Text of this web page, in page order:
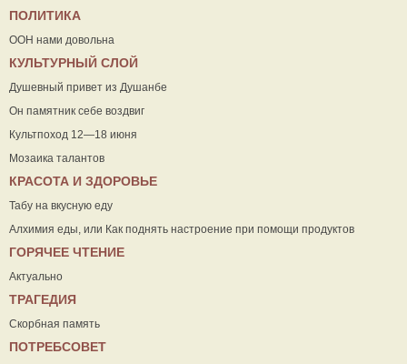
ПОЛИТИКА
ООН нами довольна
КУЛЬТУРНЫЙ СЛОЙ
Душевный привет из Душанбе
Он памятник себе воздвиг
Культпоход 12—18 июня
Мозаика талантов
КРАСОТА И ЗДОРОВЬЕ
Табу на вкусную еду
Алхимия еды, или Как поднять настроение при помощи продуктов
ГОРЯЧЕЕ ЧТЕНИЕ
Актуально
ТРАГЕДИЯ
Скорбная память
ПОТРЕБСОВЕТ